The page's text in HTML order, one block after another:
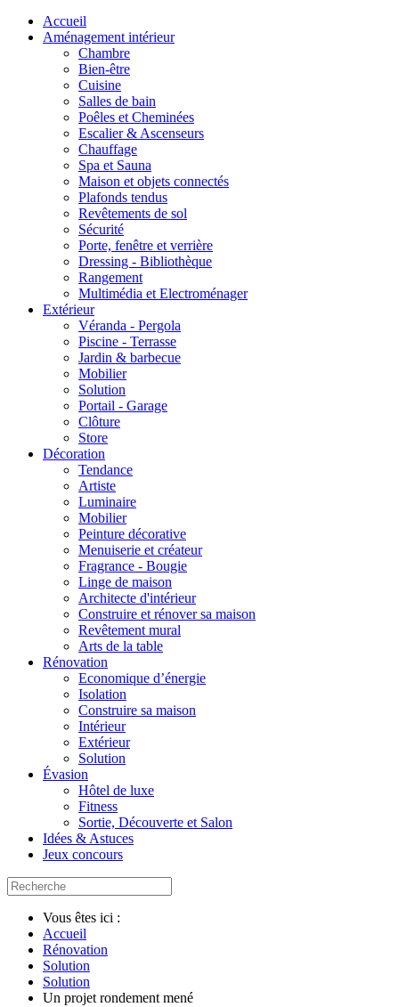
Accueil
Aménagement intérieur
Chambre
Bien-être
Cuisine
Salles de bain
Poêles et Cheminées
Escalier & Ascenseurs
Chauffage
Spa et Sauna
Maison et objets connectés
Plafonds tendus
Revêtements de sol
Sécurité
Porte, fenêtre et verrière
Dressing - Bibliothèque
Rangement
Multimédia et Electroménager
Extérieur
Véranda - Pergola
Piscine - Terrasse
Jardin & barbecue
Mobilier
Solution
Portail - Garage
Clôture
Store
Décoration
Tendance
Artiste
Luminaire
Mobilier
Peinture décorative
Menuiserie et créateur
Fragrance - Bougie
Linge de maison
Architecte d'intérieur
Construire et rénover sa maison
Revêtement mural
Arts de la table
Rénovation
Economique d’énergie
Isolation
Construire sa maison
Intérieur
Extérieur
Solution
Évasion
Hôtel de luxe
Fitness
Sortie, Découverte et Salon
Idées & Astuces
Jeux concours
Vous êtes ici :
Accueil
Rénovation
Solution
Solution
Un projet rondement mené